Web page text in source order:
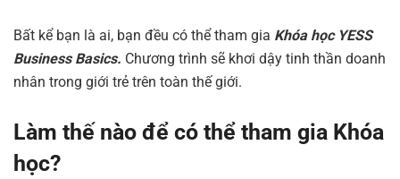
Bất kể bạn là ai, bạn đều có thể tham gia Khóa học YESS
Business Basics. Chương trình sẽ khơi dậy tinh thần doanh
nhân trong giới trẻ trên toàn thế giới.
Làm thế nào để có thể tham gia Khóa
học?